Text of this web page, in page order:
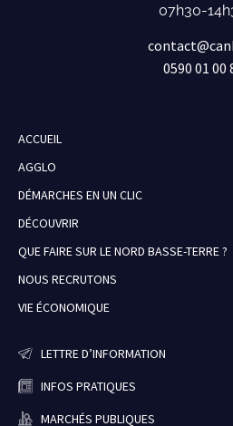
07h30-
0590 01 00
ACCUEIL
AGGLO
DÉMARCHES EN UN CLIC
DÉCOUVRIR
QUE FAIRE SUR LE NORD BASSE-TERRE ?
NOUS RECRUTONS
VIE ÉCONOMIQUE
LETTRE D’INFORMATION
INFOS PRATIQUES
MARCHÉS PUBLIQUES